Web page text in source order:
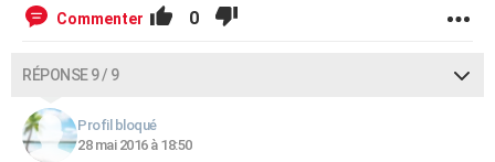
Commenter 0
RÉPONSE 9 / 9
Profil bloqué
28 mai 2016 à 18:50